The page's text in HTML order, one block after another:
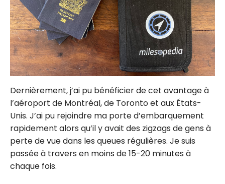
Dernièrement, j’ai pu bénéficier de cet avantage à
l’aéroport de Montréal, de Toronto et aux États-
Unis. J’ai pu rejoindre ma porte d’embarquement
rapidement alors qu’il y avait des zigzags de gens à
perte de vue dans les queues régulières. Je suis
passée à travers en moins de 15-20 minutes à
chaque fois.